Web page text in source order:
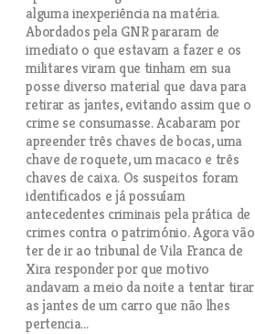
alguma inexperiência na matéria.
Abordados pela GNR pararam de
imediato o que estavam a fazer e os
militares viram que tinham em sua
posse diverso material que dava para
retirar as jantes, evitando assim que o
crime se consumasse. Acabaram por
apreender três chaves de bocas, uma
chave de roquete, um macaco e três
chaves de caixa. Os suspeitos foram
identificados e já possuíam
antecedentes criminais pela prática de
crimes contra o património. Agora vão
ter de ir ao tribunal de Vila Franca de
Xira responder por que motivo
andavam a meio da noite a tentar tirar
as jantes de um carro que não lhes
pertencia...